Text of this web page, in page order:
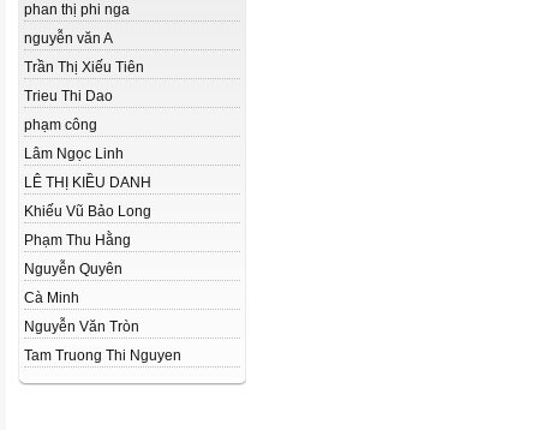
phan thị phi nga
nguyễn văn A
Trần Thị Xiếu Tiên
Trieu Thi Dao
phạm công
Lâm Ngọc Linh
LÊ THỊ KIỀU DANH
Khiếu Vũ Bảo Long
Phạm Thu Hằng
Nguyễn Quyên
Cà Minh
Nguyễn Văn Tròn
Tam Truong Thi Nguyen